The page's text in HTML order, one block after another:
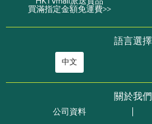
買滿指定金額免運費>>
語言選擇
中文
關於我們
公司資料